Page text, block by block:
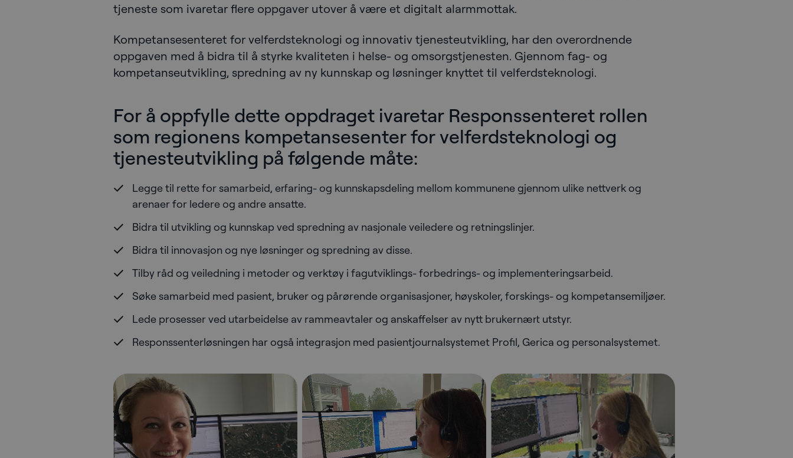
tjeneste som ivaretar flere oppgaver utover å være et digitalt alarmmottak.
Kompetansesenteret for velferdsteknologi og innovativ tjenesteutvikling, har den overordnende
oppgaven med å bidra til å styrke kvaliteten i helse- og omsorgstjenesten. Gjennom fag- og
kompetanseutvikling, spredning av ny kunnskap og løsninger knyttet til velferdsteknologi.
For å oppfylle dette oppdraget ivaretar Responssenteret rollen
som regionens kompetansesenter for velferdsteknologi og
tjenesteutvikling på følgende måte:
Legge til rette for samarbeid, erfaring- og kunnskapsdeling mellom kommunene gjennom ulike nettverk og
arenaer for ledere og andre ansatte.
Bidra til utvikling og kunnskap ved spredning av nasjonale veiledere og retningslinjer.
Bidra til innovasjon og nye løsninger og spredning av disse.
Tilby råd og veiledning i metoder og verktøy i fagutviklings- forbedrings- og implementeringsarbeid.
Søke samarbeid med pasient, bruker og pårørende organisasjoner, høyskoler, forskings- og kompetansemiljøer.
Lede prosesser ved utarbeidelse av rammeavtaler og anskaffelser av nytt brukernært utstyr.
Responssenterløsningen har også integrasjon med pasientjournalsystemet Profil, Gerica og personalsystemet.